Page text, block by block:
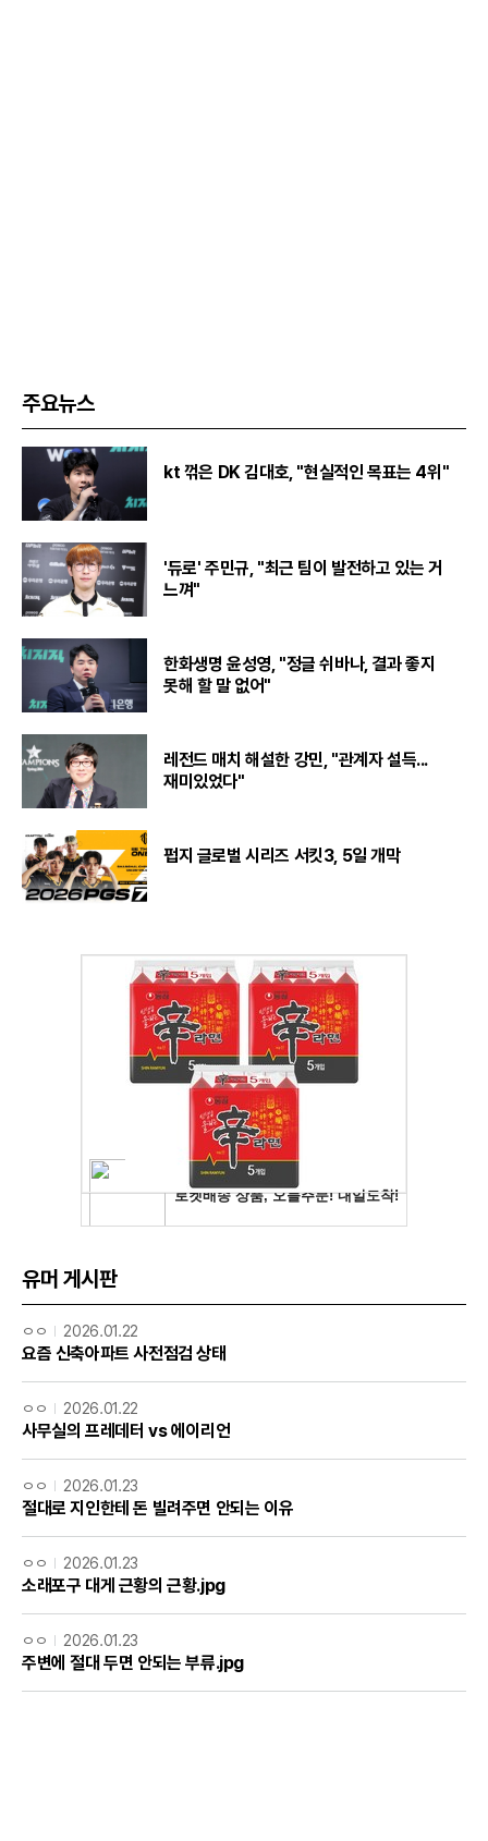
주요뉴스
kt 꺾은 DK 김대호, "현실적인 목표는 4위"
'듀로' 주민규, "최근 팀이 발전하고 있는 거
느껴"
한화생명 윤성영, "정글 쉬바나, 결과 좋지
못해 할 말 없어"
레전드 매치 해설한 강민, "관계자 설득...
재미있었다"
펍지 글로벌 시리즈 서킷3, 5일 개막
유머 게시판
ㅇㅇ 2026.01.22
요즘 신축아파트 사전점검 상태
ㅇㅇ 2026.01.22
사무실의 프레데터 vs 에이리언
ㅇㅇ 2026.01.23
절대로 지인한테 돈 빌려주면 안되는 이유
ㅇㅇ 2026.01.23
소래포구 대게 근황의 근황.jpg
ㅇㅇ 2026.01.23
주변에 절대 두면 안되는 부류.jpg